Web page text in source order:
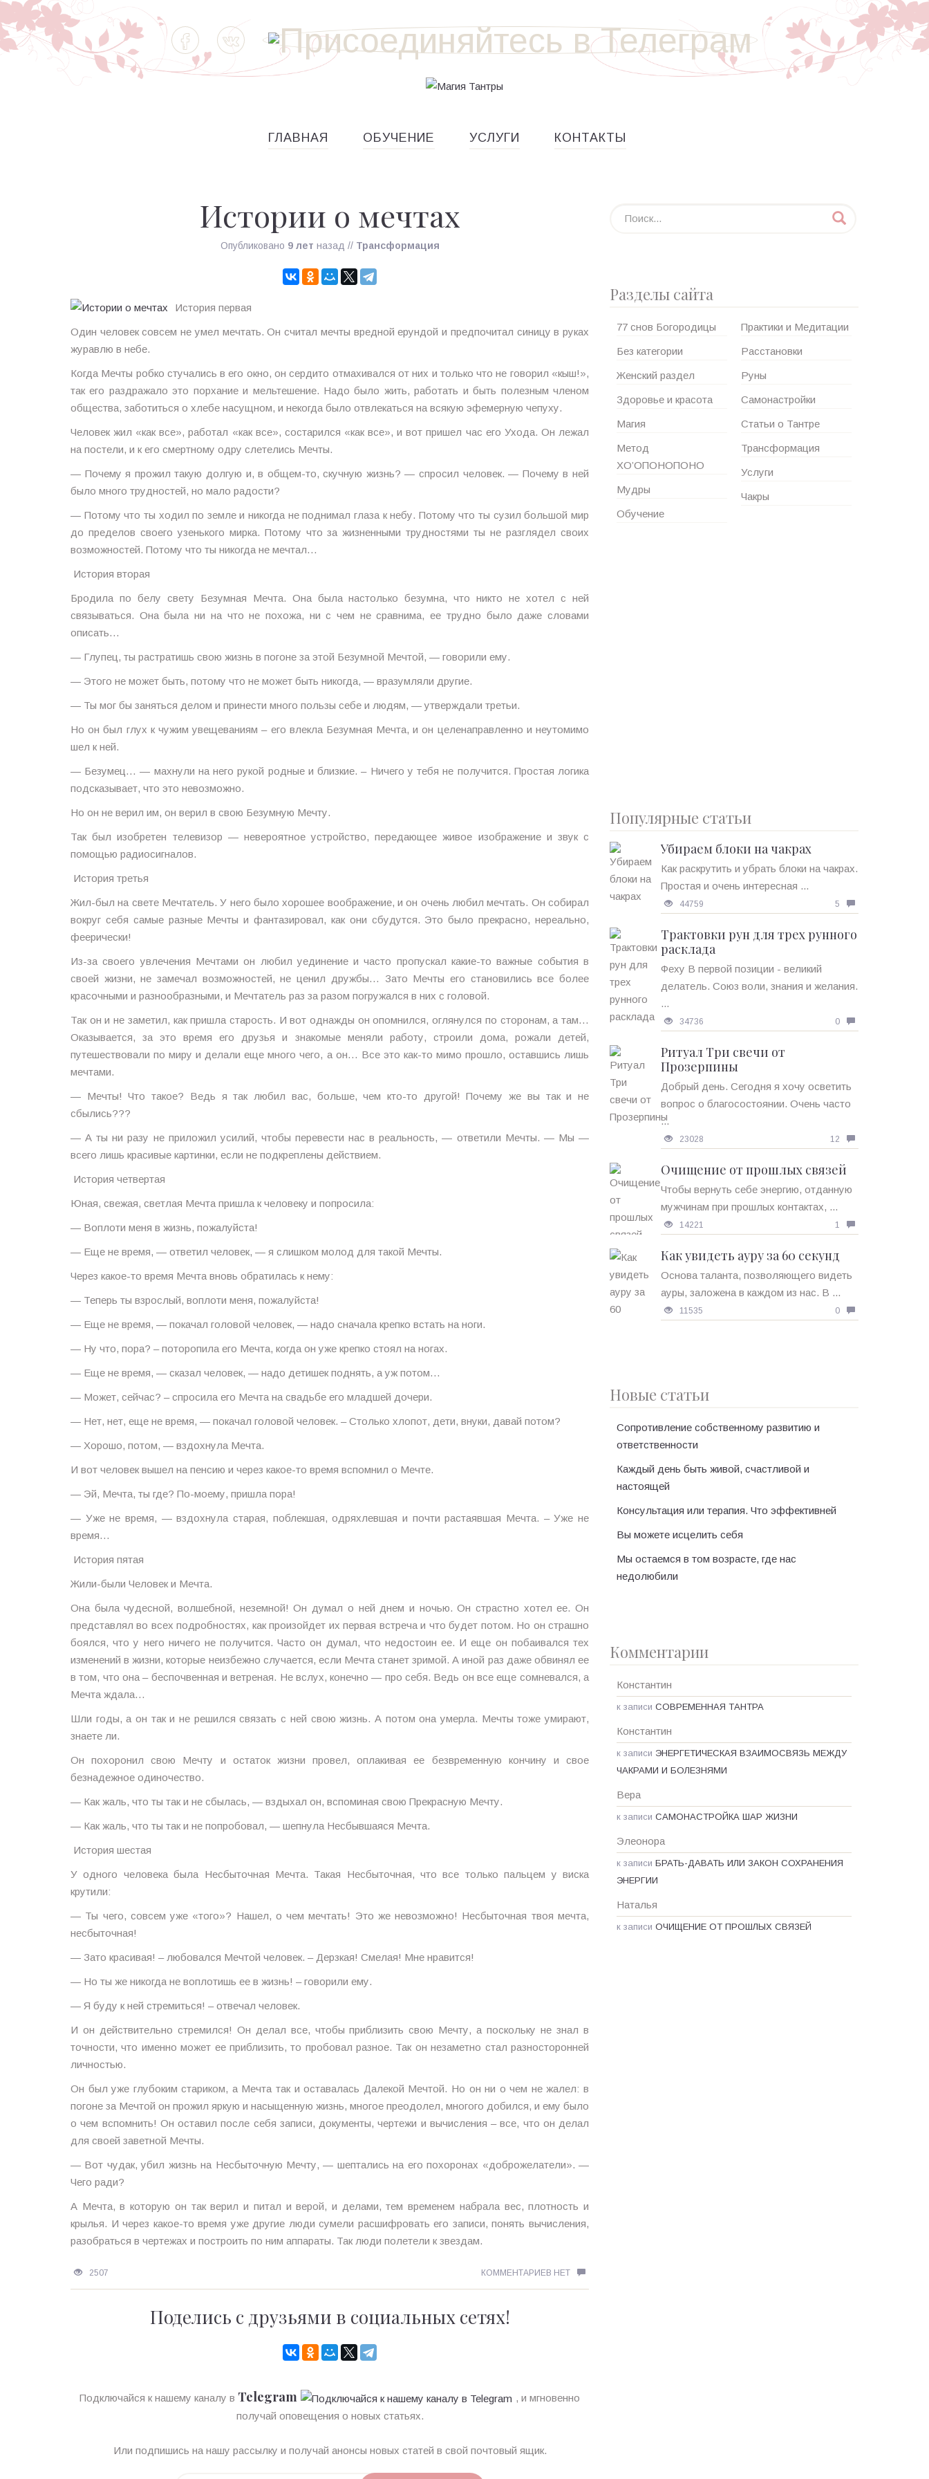
ГЛАВНАЯ ОБУЧЕНИЕ УСЛУГИ КОНТАКТЫ
Истории о мечтах
Опубликовано 9 лет назад // Трансформация
История первая
Один человек совсем не умел мечтать. Он считал мечты вредной ерундой и предпочитал синицу в руках
журавлю в небе.
Когда Мечты робко стучались в его окно, он сердито отмахивался от них и только что не говорил «кыш!»,
так его раздражало это порхание и мельтешение. Надо было жить, работать и быть полезным членом
общества, заботиться о хлебе насущном, и некогда было отвлекаться на всякую эфемерную чепуху.
Человек жил «как все», работал «как все», состарился «как все», и вот пришел час его Ухода. Он лежал
на постели, и к его смертному одру слетелись Мечты.
— Почему я прожил такую долгую и, в общем-то, скучную жизнь? — спросил человек. — Почему в ней
было много трудностей, но мало радости?
— Потому что ты ходил по земле и никогда не поднимал глаза к небу. Потому что ты сузил большой мир
до пределов своего узенького мирка. Потому что за жизненными трудностями ты не разглядел своих
возможностей. Потому что ты никогда не мечтал…
История вторая
Бродила по белу свету Безумная Мечта. Она была настолько безумна, что никто не хотел с ней
связываться. Она была ни на что не похожа, ни с чем не сравнима, ее трудно было даже словами
описать…
— Глупец, ты растратишь свою жизнь в погоне за этой Безумной Мечтой, — говорили ему.
— Этого не может быть, потому что не может быть никогда, — вразумляли другие.
— Ты мог бы заняться делом и принести много пользы себе и людям, — утверждали третьи.
Но он был глух к чужим увещеваниям – его влекла Безумная Мечта, и он целенаправленно и неутомимо
шел к ней.
— Безумец… — махнули на него рукой родные и близкие. – Ничего у тебя не получится. Простая логика
подсказывает, что это невозможно.
Но он не верил им, он верил в свою Безумную Мечту.
Так был изобретен телевизор — невероятное устройство, передающее живое изображение и звук с
помощью радиосигналов.
История третья
Жил-был на свете Мечтатель. У него было хорошее воображение, и он очень любил мечтать. Он собирал
вокруг себя самые разные Мечты и фантазировал, как они сбудутся. Это было прекрасно, нереально,
феерически!
Из-за своего увлечения Мечтами он любил уединение и часто пропускал какие-то важные события в
своей жизни, не замечал возможностей, не ценил дружбы… Зато Мечты его становились все более
красочными и разнообразными, и Мечтатель раз за разом погружался в них с головой.
Так он и не заметил, как пришла старость. И вот однажды он опомнился, оглянулся по сторонам, а там…
Оказывается, за это время его друзья и знакомые меняли работу, строили дома, рожали детей,
путешествовали по миру и делали еще много чего, а он… Все это как-то мимо прошло, оставшись лишь
мечтами.
— Мечты! Что такое? Ведь я так любил вас, больше, чем кто-то другой! Почему же вы так и не
сбылись???
— А ты ни разу не приложил усилий, чтобы перевести нас в реальность, — ответили Мечты. — Мы —
всего лишь красивые картинки, если не подкреплены действием.
История четвертая
Юная, свежая, светлая Мечта пришла к человеку и попросила:
— Воплоти меня в жизнь, пожалуйста!
— Еще не время, — ответил человек, — я слишком молод для такой Мечты.
Через какое-то время Мечта вновь обратилась к нему:
— Теперь ты взрослый, воплоти меня, пожалуйста!
— Еще не время, — покачал головой человек, — надо сначала крепко встать на ноги.
— Ну что, пора? – поторопила его Мечта, когда он уже крепко стоял на ногах.
— Еще не время, — сказал человек, — надо детишек поднять, а уж потом…
— Может, сейчас? – спросила его Мечта на свадьбе его младшей дочери.
— Нет, нет, еще не время, — покачал головой человек. – Столько хлопот, дети, внуки, давай потом?
— Хорошо, потом, — вздохнула Мечта.
И вот человек вышел на пенсию и через какое-то время вспомнил о Мечте.
— Эй, Мечта, ты где? По-моему, пришла пора!
— Уже не время, — вздохнула старая, поблекшая, одряхлевшая и почти растаявшая Мечта. – Уже не
время…
История пятая
Жили-были Человек и Мечта.
Она была чудесной, волшебной, неземной! Он думал о ней днем и ночью. Он страстно хотел ее. Он
представлял во всех подробностях, как произойдет их первая встреча и что будет потом. Но он страшно
боялся, что у него ничего не получится. Часто он думал, что недостоин ее. И еще он побаивался тех
изменений в жизни, которые неизбежно случается, если Мечта станет зримой. А иной раз даже обвинял ее
в том, что она – беспочвенная и ветреная. Не вслух, конечно — про себя. Ведь он все еще сомневался, а
Мечта ждала…
Шли годы, а он так и не решился связать с ней свою жизнь. А потом она умерла. Мечты тоже умирают,
знаете ли.
Он похоронил свою Мечту и остаток жизни провел, оплакивая ее безвременную кончину и свое
безнадежное одиночество.
— Как жаль, что ты так и не сбылась, — вздыхал он, вспоминая свою Прекрасную Мечту.
— Как жаль, что ты так и не попробовал, — шепнула Несбывшаяся Мечта.
История шестая
У одного человека была Несбыточная Мечта. Такая Несбыточная, что все только пальцем у виска
крутили:
— Ты чего, совсем уже «того»? Нашел, о чем мечтать! Это же невозможно! Несбыточная твоя мечта,
несбыточная!
— Зато красивая! – любовался Мечтой человек. – Дерзкая! Смелая! Мне нравится!
— Но ты же никогда не воплотишь ее в жизнь! – говорили ему.
— Я буду к ней стремиться! – отвечал человек.
И он действительно стремился! Он делал все, чтобы приблизить свою Мечту, а поскольку не знал в
точности, что именно может ее приблизить, то пробовал разное. Так он незаметно стал разносторонней
личностью.
Он был уже глубоким стариком, а Мечта так и оставалась Далекой Мечтой. Но он ни о чем не жалел: в
погоне за Мечтой он прожил яркую и насыщенную жизнь, многое преодолел, многого добился, и ему было
о чем вспомнить! Он оставил после себя записи, документы, чертежи и вычисления – все, что он делал
для своей заветной Мечты.
— Вот чудак, убил жизнь на Несбыточную Мечту, — шептались на его похоронах «доброжелатели». —
Чего ради?
А Мечта, в которую он так верил и питал и верой, и делами, тем временем набрала вес, плотность и
крылья. И через какое-то время уже другие люди сумели расшифровать его записи, понять вычисления,
разобраться в чертежах и построить по ним аппараты. Так люди полетели к звездам.
2507 КОММЕНТАРИЕВ НЕТ
Поделись с друзьями в социальных сетях!
Подключайся к нашему каналу в Telegram
, и мгновенно
получай оповещения о новых статьях.
Или подпишись на нашу рассылку и получай анонсы новых статей в свой почтовый ящик.
Разделы сайта
77 снов Богородицы
Без категории
Женский раздел
Здоровье и красота
Магия
Метод
ХО’ОПОНОПОНО
Мудры
Обучение
Практики и Медитации
Расстановки
Руны
Самонастройки
Статьи о Тантре
Трансформация
Услуги
Чакры
Популярные статьи
Убираем блоки на чакрах
Как раскрутить и убрать блоки на чакрах.
Простая и очень интересная ...
44759 5
Трактовки рун для трех рунного
расклада
Феху В первой позиции - великий
делатель. Союз воли, знания и желания.
...
34736 0
Ритуал Три свечи от
Прозерпины
Добрый день. Сегодня я хочу осветить
вопрос о благосостоянии. Очень часто
...
23028 12
Очищение от прошлых связей
Чтобы вернуть себе энергию, отданную
мужчинам при прошлых контактах, ...
14221 1
Как увидеть ауру за 60 секунд
Основа таланта, позволяющего видеть
ауры, заложена в каждом из нас. В ...
11535 0
Новые статьи
Сопротивление собственному развитию и
ответственности
Каждый день быть живой, счастливой и
настоящей
Консультация или терапия. Что эффективней
Вы можете исцелить себя
Мы остаемся в том возрасте, где нас
недолюбили
Комментарии
Константин
к записи СОВРЕМЕННАЯ ТАНТРА
Константин
к записи ЭНЕРГЕТИЧЕСКАЯ ВЗАИМОСВЯЗЬ МЕЖДУ
ЧАКРАМИ И БОЛЕЗНЯМИ
Вера
к записи САМОНАСТРОЙКА ШАР ЖИЗНИ
Элеонора
к записи БРАТЬ-ДАВАТЬ ИЛИ ЗАКОН СОХРАНЕНИЯ
ЭНЕРГИИ
Наталья
к записи ОЧИЩЕНИЕ ОТ ПРОШЛЫХ СВЯЗЕЙ